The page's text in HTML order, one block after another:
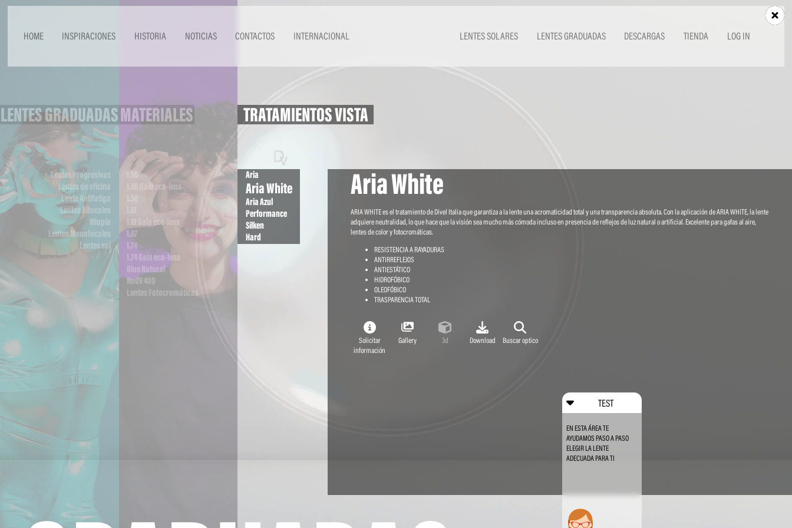
HOME INSPIRACIONES HISTORIA NOTICIAS CONTACTOS INTERNACIONAL LENTES SOLARES LENTES GRADUADAS DESCARGAS TIENDA LOG IN
TEST
EN ESTA ÁREA TE
AYUDAMOS PASO A PASO
ELEGIR LA LENTE
ADECUADA PARA TI
LENTES GRADUADAS
Lentes Progresivas
Lentes de oficina
Lente Antifatiga
Lentes Bifocales
Miopía
Lentes Monofocales
Lentes sol
MATERIALES
1.50
1.50 Gaia eco-lens
1.56
1.61 Gaia eco-lens
1.67
1.74
1.74 Gaia eco-lens
Blue Natural
NoUV 400
Lentes Fotocromáticas
TRATAMIENTOS VISTA
Aria
Aria White
Aria Azul
Performance
Silken
Hard
Aria White
ARIA WHITE es el tratamiento de Divel Italia que garantiza a la lente una acromaticidad total y una transparencia absoluta. Con la aplicación de ARIA WHITE, la lente
adquiere neutralidad, lo que hace que la visión sea mucho más cómoda incluso en presencia de reflejos de luz natural o artificial. Excelente para gafas al aire,
lentes de color y fotocromáticas.
RESISTENCIA A RAYADURAS
ANTIRREFLEJOS
ANTIESTÁTICO
HIDROFÓBICO
OLEOFÓBICO
TRASPARENCIA TOTAL
Solicitar
información
Gallery 3d Download Buscar optico